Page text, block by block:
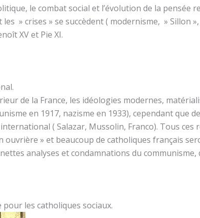
le combat social et l’évolution de la
» crises » se succèdent ( modernisme, » Sillon
XV et Pie XI.
de la France, les idéologies modernes,
en 1917, nazisme en 1933), cependant que
( Salazar, Mussolin, Franco). Tous
ouvrière » et beaucoup de catholiques français
analyses et condamnations du communisme,
les catholiques sociaux.